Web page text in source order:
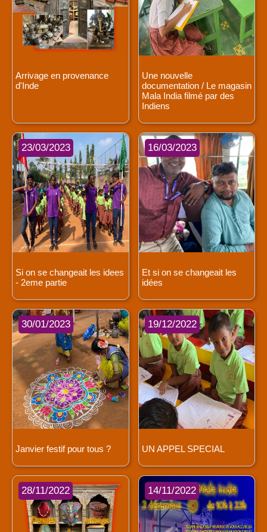
Arrivage en provenance
d'Inde
Une nouvelle
documentation / Le magasin
Mala India filmé par des
Indiens
23/03/2023
Si on se changeait les idees
- 2eme partie
16/03/2023
Et si on se changeait les
idées
30/01/2023
Janvier festif pour tous ?
19/12/2022
UN APPEL SPECIAL
28/11/2022 14/11/2022